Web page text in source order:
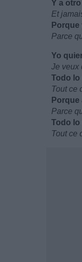
Y a
Et
Porque
Parce
Yo
Je veux
Todo lo
Tout ce
Porque
Parce
Todo lo
Tout ce